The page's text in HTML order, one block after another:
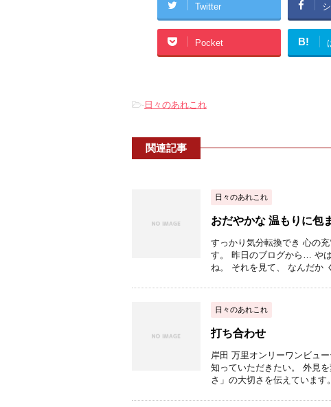
Twitter
Pocket B!
- 日々のあれこれ
関連記事
日々のあれこれ
おだやかな 温もりに包
すっかり気分転換でき 心の
す。 昨日のブログから… や
ね。 それを見て、 なんだか
日々のあれこれ
打ち合わせ
岸田 万里オンリーワンビュ
知っていただきたい。 外見
さ」の大切さを伝えています